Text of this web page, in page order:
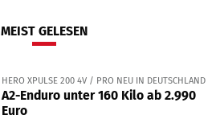
MEIST GELESEN
HERO XPULSE 200 4V / PRO NEU IN DEUTSCHLAND
A2-Enduro unter 160 Kilo ab 2.990
Euro